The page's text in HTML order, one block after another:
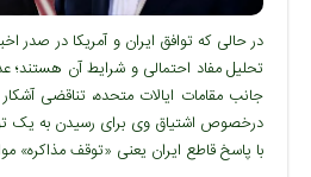
در حالی که توافق ایران و آمریکا در صدر
تحلیل مفاد احتمالی و شرایط آن هستند؛
جانب مقامات ایالات متحده، تناقضی
درخصوص اشتیاق وی برای رسیدن به یک
با پاسخ قاطع ایران یعنی «توقف مذاکره»